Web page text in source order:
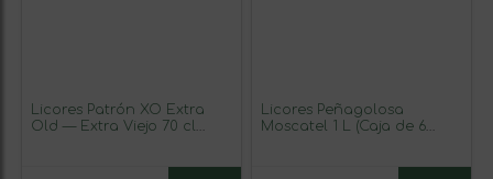
Licores Patrón XO Extra
Old — Extra Viejo 70 cl
Licores Peñagolosa
Moscatel 1 L (Caja de 6